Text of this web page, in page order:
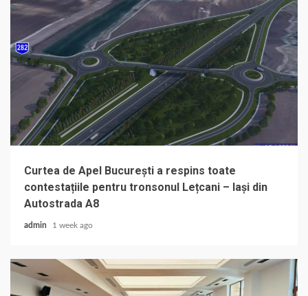
Curtea de Apel București a respins toate
contestațiile pentru tronsonul Lețcani – Iași din
Autostrada A8
admin 1 week ago